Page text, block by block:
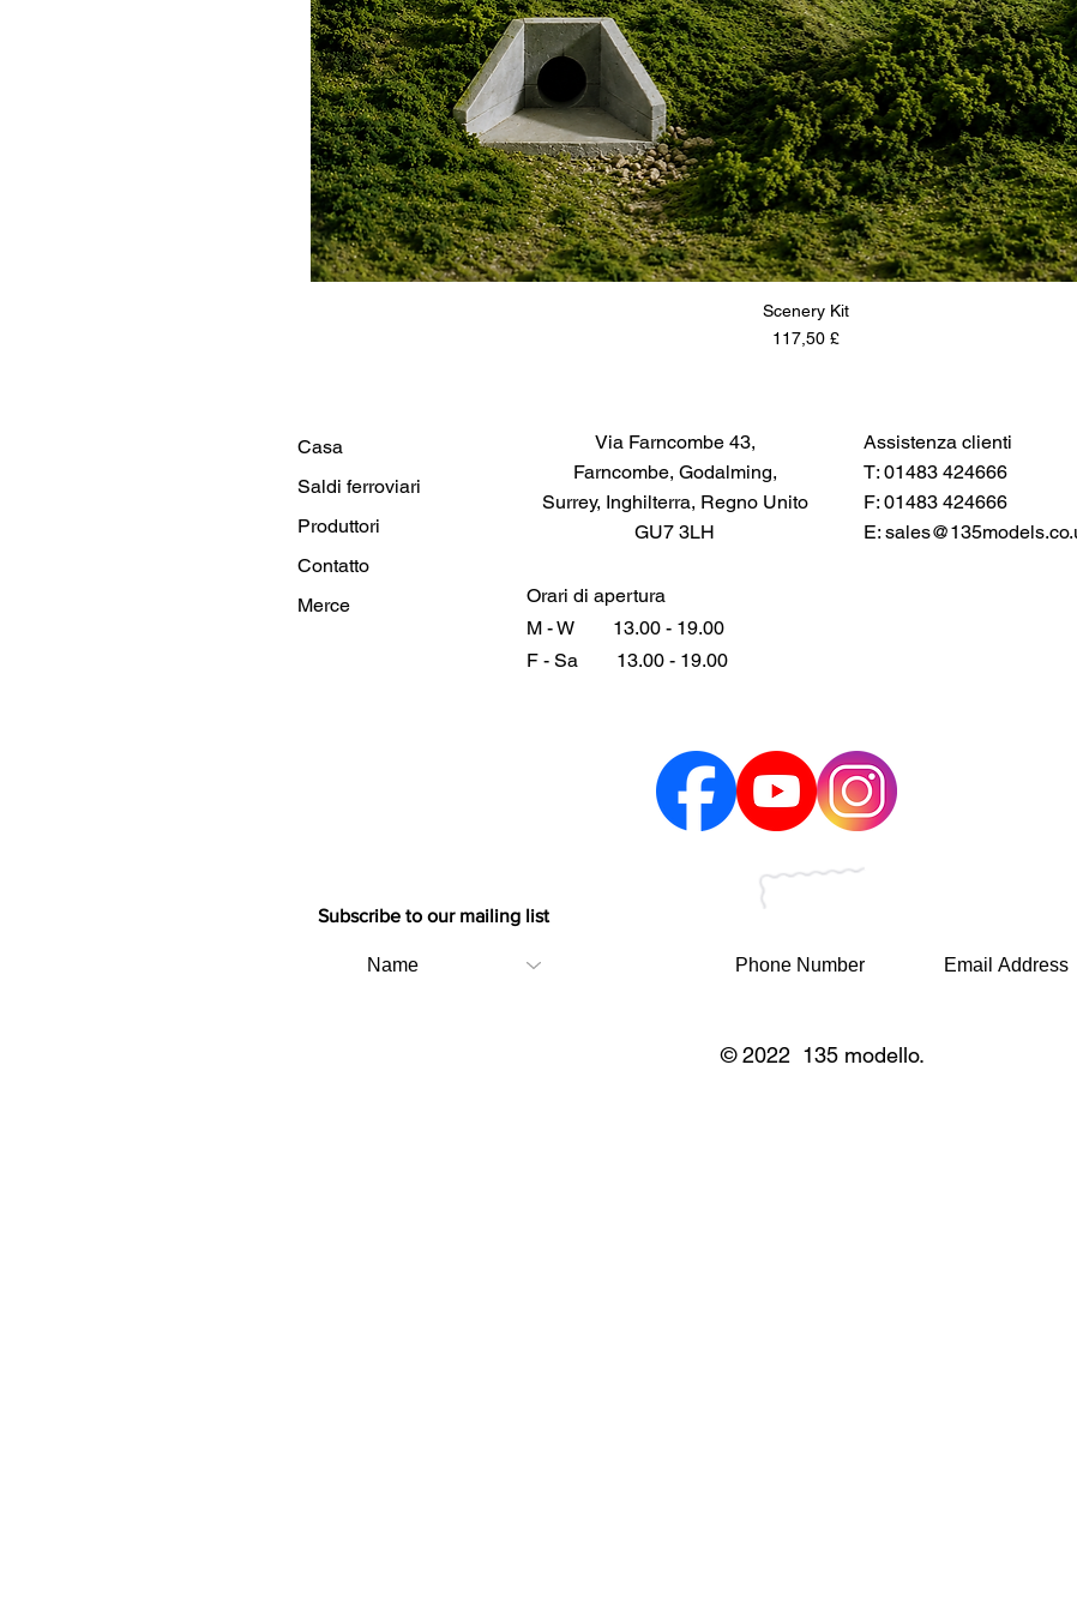
Scenery Kit
Prezzo
117,50 £
Casa
Saldi ferroviari
Produttori
Contatto
Merce
Via Farncombe 43,
Farncombe, Godalming,
Surrey, Inghilterra, Regno Unito
GU7 3LH
Orari di apertura
M - W
13.00 - 19.00
F - Sa
13.00 - 19.00
Assistenza clienti
T: 01483 424666
F: 01483 424666
E:
Subscribe to our mailing list
© 2022 135 modello.